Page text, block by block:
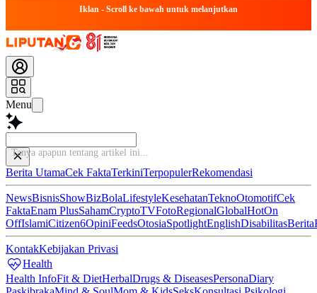
Iklan - Scroll ke bawah untuk melanjutkan
Menu
Tanya apapun tentang art
Berita UtamaCek FaktaTerkiniTerpopulerRekomendasi
NewsBisnisShowBizBolaLifestyleKesehatanTeknoOtomotifCek
FaktaEnam PlusSahamCryptoTVFotoRegionalGlobalHotOn
OffIslamiCitizen6OpiniFeedsOtosiaSpotlightEnglishDisabilitasBerita
KontakKebijakan Privasi
Health
Health InfoFit & DietHerbalDrugs & DiseasesPersonaDiary